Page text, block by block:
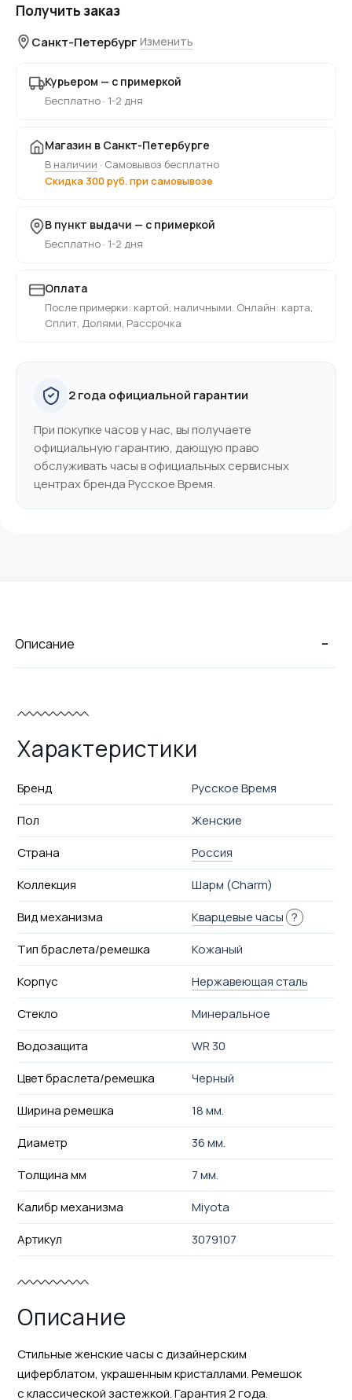
Получить заказ
Санкт-Петербург Изменить
Курьером — с примеркой
Бесплатно · 1-2 дня
Магазин в Санкт-Петербурге
В наличии · Самовывоз бесплатно
Скидка 300 руб. при самовывозе
В пункт выдачи — с примеркой
Бесплатно · 1-2 дня
Оплата
После примерки: картой, наличными. Онлайн: карта,
Сплит, Долями, Рассрочка
2 года официальной гарантии
При покупке часов у нас, вы получаете
официальную гарантию, дающую право
обслуживать часы в официальных сервисных
центрах бренда Русское Время.
-
Описание
Характеристики
Бренд
Русское Время
Пол
Женские
Страна
Россия
Коллекция
Шарм (Charm)
Вид механизма
Кварцевые часы ?
Тип браслета/ремешка
Кожаный
Корпус
Нержавеющая сталь
Стекло
Минеральное
Водозащита
WR 30
Цвет браслета/ремешка
Черный
Ширина ремешка
18 мм.
Диаметр
36 мм.
Толщина мм
7 мм.
Калибр механизма
Miyota
Артикул
3079107
Описание
Стильные женские часы с дизайнерским
циферблатом, украшенным кристаллами. Ремешок
с классической застежкой. Гарантия 2 года.